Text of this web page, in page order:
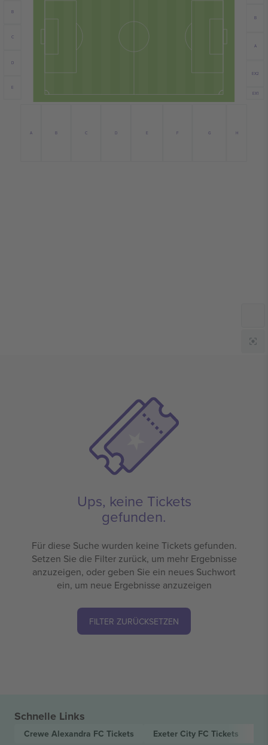
EX1
EX2
A
B
A B C D E F G H
B
C
D
E
Ups, keine Tickets
gefunden.
Für diese Suche wurden keine Tickets gefunden.
Setzen Sie die Filter zurück, um mehr Ergebnisse
anzuzeigen, oder geben Sie ein neues Suchwort
ein, um neue Ergebnisse anzuzeigen
FILTER ZURÜCKSETZEN
Schnelle Links
Crewe Alexandra FC Tickets Exeter City FC Tickets